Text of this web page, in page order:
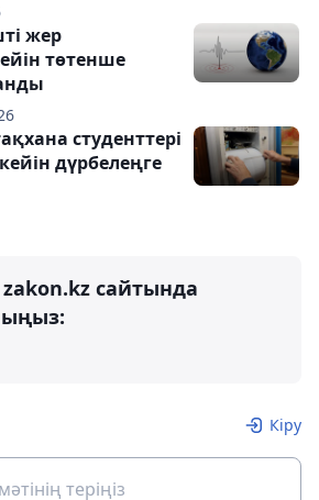
жер
төтенше
студенттері
дүрбелеңге
сайтында
Кіру